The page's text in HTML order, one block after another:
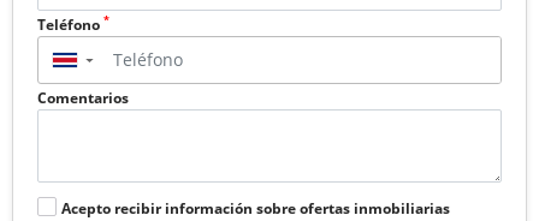
Teléfono *
▼
Comentarios
Acepto recibir información sobre ofertas inmobiliarias